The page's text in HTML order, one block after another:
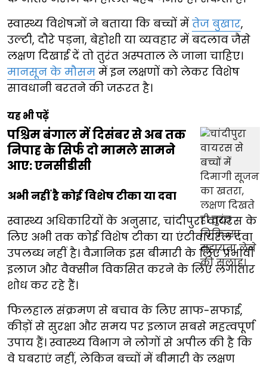
स्वास्थ्य विशेषज्ञों ने बताया कि बच्चों में तेज बुखार,
उल्टी, दौरे पड़ना, बेहोशी या व्यवहार में बदलाव जैसे
लक्षण दिखाई दें तो तुरंत अस्पताल ले जाना चाहिए।
मानसून के मौसम में इन लक्षणों को लेकर विशेष
सावधानी बरतने की जरूरत है।
यह भी पढ़ें
पश्चिम बंगाल में दिसंबर से अब तक
निपाह के सिर्फ दो मामले सामने
आए: एनसीडीसी
अभी नहीं है कोई विशेष टीका या दवा
स्वास्थ्य अधिकारियों के अनुसार, चांदीपुरा वायरस के
लिए अभी तक कोई विशेष टीका या एंटीवायरल दवा
उपलब्ध नहीं है। वैज्ञानिक इस बीमारी के लिए प्रभावी
इलाज और वैक्सीन विकसित करने के लिए लगातार
शोध कर रहे हैं।
फिलहाल संक्रमण से बचाव के लिए साफ-सफाई,
कीड़ों से सुरक्षा और समय पर इलाज सबसे महत्वपूर्ण
उपाय हैं। स्वास्थ्य विभाग ने लोगों से अपील की है कि
वे घबराएं नहीं, लेकिन बच्चों में बीमारी के लक्षण